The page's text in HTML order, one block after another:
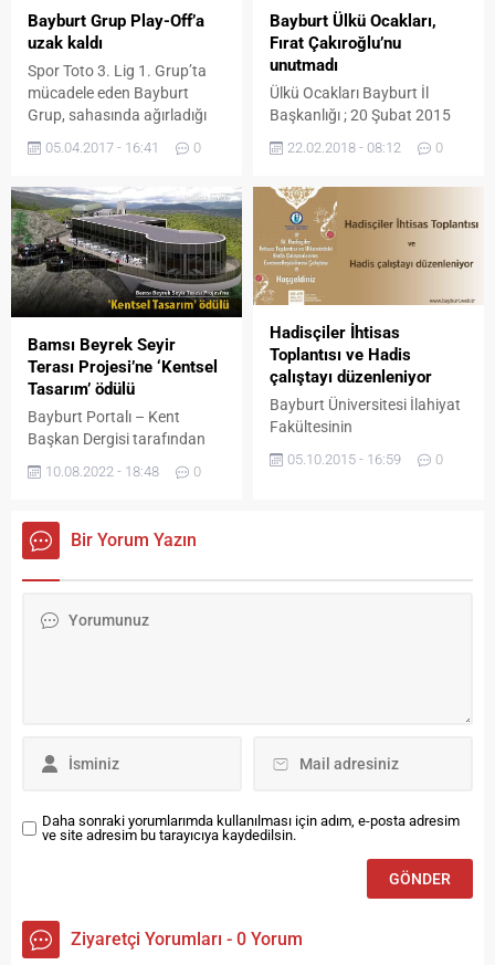
Jandarma Albay İbrahim
Ayhan Vural, Cumhuriyet
Gümüşhane Cumhuriyet
Başsavcısı Bozan Çevik,
Bayburt Adalet...
Bayburt Grup Play-Off’a
uzak kaldı
Spor Toto 3. Lig 1. Grup’ta
mücadele eden Bayburt
Grup, sahasında ağırladığı
Spor karşısında 1’er puanı
05.04.2017 - 16:41 0
Bayburt Ülkü Ocakları,
Fırat Çakıroğlu’nu
unutmadı
Ülkü Ocakları Bayburt İl
Başkanlığı ; 20 Şubat 2015
Üniversitesinde, bölücü
edilen Fırat Yılmaz
Çakıroğlunu, şehadetinin
3.Yıldönümünde
gerçekleştirmiş olduğu bir
dizi etkinlikle andı. Fırat
etkinlik ; Türk Dünyası Parkı
ve Bayburt Üniversitesi Dede
Korkut Kampüsünde,
Çakıroğlunun yaşamından
kareler içeren Resim
22.02.2018 - 08:12 0
Bamsı Beyrek Seyir
Terası Projesi’ne ‘Kentsel
Tasarım’ ödülü
Bayburt Portalı – Kent
Başkan Dergisi tarafından
her yıl halk oylamasıyla yılın
en başarılı projelerinin
Başkan Ödülleri kapsamında
Bayburt Belediyesi
Terası ve Zıplayn Projesi” il
10.08.2022 - 18:48 0
Hadisçiler İhtisas
Toplantısı ve Hadis
çalıştayı düzenleniyor
Bayburt Üniversitesi İlahiyat
Fakültesinin
organizasyonuyla “IV.
Hadisçiler İhtisas Toplantısı
Hadisçiliği Sempozyumu”
kelamcılığı konuşulacak.
Bâbertî’nin hadisçiliği
05.10.2015 - 16:59 0
Bir Yorum Yazın
Daha sonraki yorumlarımda kullanılması için adım, e-posta adresim
ve site adresim bu tarayıcıya kaydedilsin.
Ziyaretçi Yorumları - 0 Yorum